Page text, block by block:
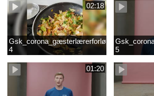
02:18
Gsk_corona_gæsterlærerforløb_Axelsen_del
4
5
01:20